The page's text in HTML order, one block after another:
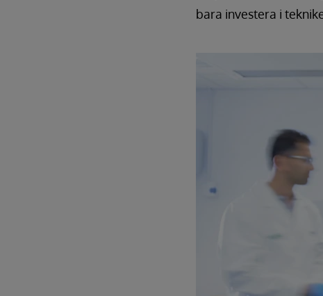
bara investera i